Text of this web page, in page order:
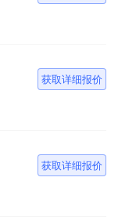
获取详细报价
获取详细报价